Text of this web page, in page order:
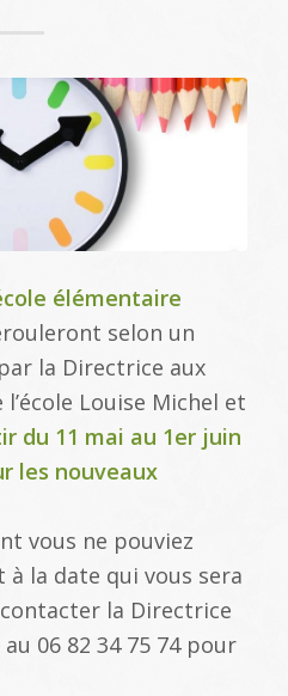
élémentaire
selon un
la Directrice aux
Louise Michel et
du 11 mai au 1er juin
les nouveaux
vous ne pouviez
la date qui vous sera
la Directrice
06 82 34 75 74 pour